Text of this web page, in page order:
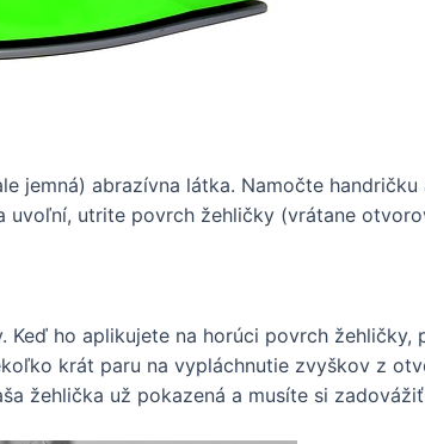
jemná) abrazívna látka. Namočte
utrite povrch žehličky (vrátane
Keď ho aplikujete na horúci povrch
krát paru na vypláchnutie zvyškov z
žehlička už pokazená a musíte si